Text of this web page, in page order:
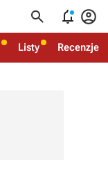
  
Listy Recenzje